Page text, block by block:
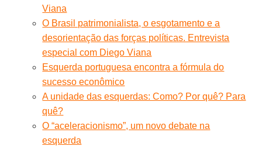
Viana
O Brasil patrimonialista, o esgotamento e a
desorientação das forças políticas. Entrevista
especial com Diego Viana
Esquerda portuguesa encontra a fórmula do
sucesso econômico
A unidade das esquerdas: Como? Por quê? Para
quê?
O “aceleracionismo”, um novo debate na
esquerda